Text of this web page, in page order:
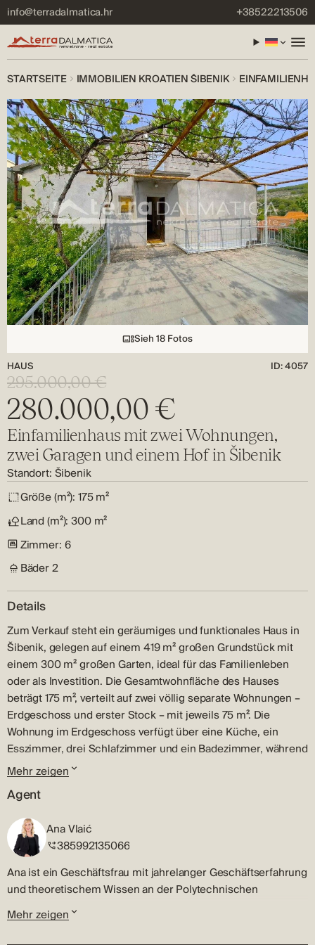
info@terradalmatica.hr +38522213506
STARTSEITE IMMOBILIEN KROATIEN ŠIBENIK
Sieh 18 Fotos
HAUS
ID: 4057
295.000,00 €
280.000,00 €
Einfamilienhaus mit zwei Wohnungen,
zwei Garagen und einem Hof ​​in Šibenik
Standort: Šibenik
Größe (m²): 175 m²
Land (m²): 300 m²
Zimmer: 6
Bäder2
Details
Zum Verkauf steht ein geräumiges und funktionales Haus in
Šibenik, gelegen auf einem 419 m² großen Grundstück mit
einem 300 m² großen Garten, ideal für das Familienleben
oder als Investition. Die Gesamtwohnfläche des Hauses
beträgt 175 m², verteilt auf zwei völlig separate Wohnungen –
Erdgeschoss und erster Stock – mit jeweils 75 m². Die
Wohnung im Erdgeschoss verfügt über eine Küche, ein
Esszimmer, drei Schlafzimmer und ein Badezimmer, während
die Wohnung im ersten Stock eine ähnliche Aufteilung mit
einer Küche, einem Esszimmer, drei Schlafzimmern, einem
Badezimmer, einem Balkon, der sich über die gesamte Etage
erstreckt, und einer geräumigen Terrasse bietet, die in die
obere Etage führt. Das Haus verfügt über zwei Garagen mit
jeweils 17 m² und einen zusätzlichen Abstellraum unter der
25 m² großen Terrasse, der in eine separate Wohnung
umgewandelt werden kann. Die Tischlerei ist eine
Kombination aus Holz und PVC und der Garten bietet
ausreichend Platz zum Entspannen, Spielen oder Treffen mit
Mehr zeigen
Agent
Ana Vlaić
385992135066
Ana ist ein Geschäftsfrau mit jahrelanger Geschäftserfahrung
und theoretischem Wissen an der Polytechnischen
Gesellschaft in Sibenik. Ihre Expertise umfasst eine Menge
von Geschäftserfahrung, Marketing, ausgedrückte
Verhandlungsfähigkeiten und eine gute Kenntnis des
Mehr zeigen